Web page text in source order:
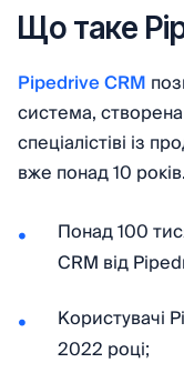
Що таке
Pipedrive CRM
система,
спеціалістіві із
вже понад 10
Понад 100
CRM від
Користувачі
2022 році;